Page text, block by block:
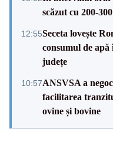
scăzut cu 200-
12:55Seceta lovește
consumul de
județe
10:57ANSVSA a
facilitarea
ovine și bovine